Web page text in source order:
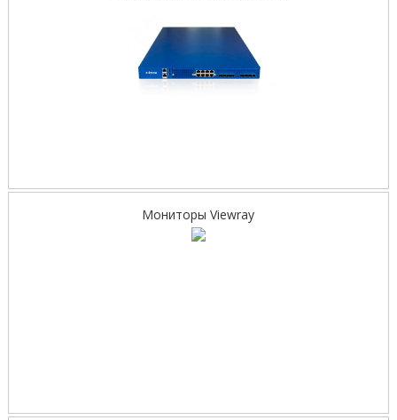
Мониторы Viewray